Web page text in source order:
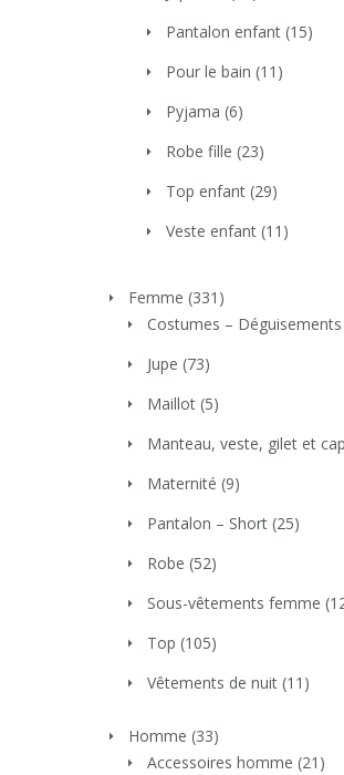
Pantalon enfant (15)
Pour le bain (11)
Pyjama (6)
Robe fille (23)
Top enfant (29)
Veste enfant (11)
Femme (331)
Costumes – Déguisements
Jupe (73)
Maillot (5)
Manteau, veste, gilet et
Maternité (9)
Pantalon – Short (25)
Robe (52)
Sous-vêtements femme
Top (105)
Vêtements de nuit (11)
Homme (33)
Accessoires homme (21)